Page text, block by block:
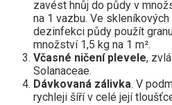
zavést hnůj do půdy v
na 1 vazbu. Ve
dezinfekci půdy použít
množství 1,5 kg na 1 m².
Včasné ničení plevele,
Solanaceae.
Dávkovaná zálivka. V
rychleji šíří v celé její